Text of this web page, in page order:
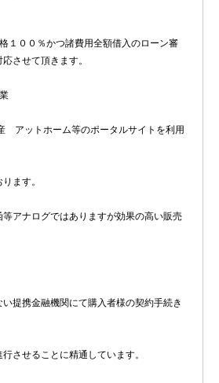
１００％かつ諸費用全額借入のローン審
させて頂きます。
アットホーム等のポータルサイトを利用
ます。
アナログではありますが効果の高い販売
提携金融機関にて購入者様の契約手続き
させることに精通しています。